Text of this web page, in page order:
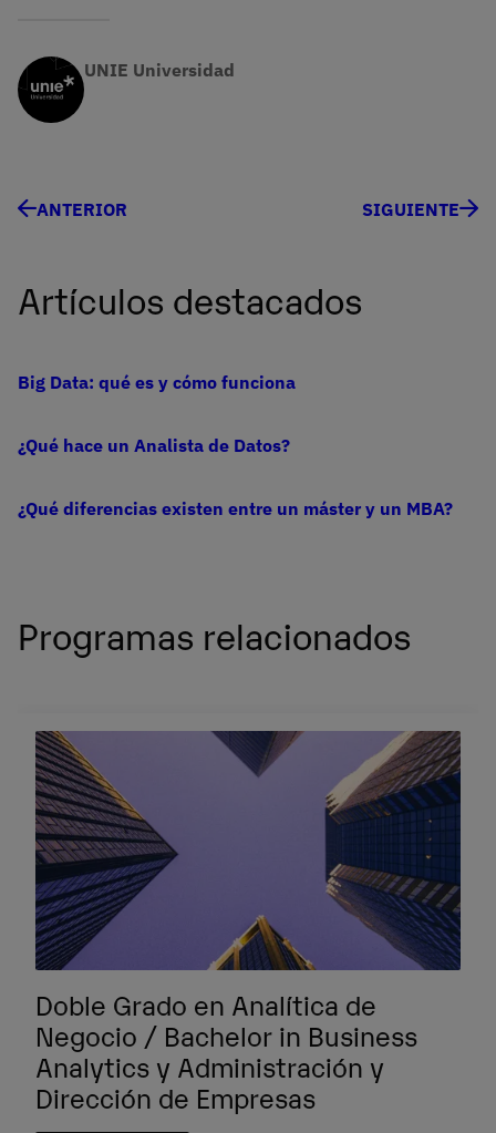
UNIE Universidad
ANTERIOR SIGUIENTE
Artículos destacados
Big Data: qué es y cómo funciona
¿Qué hace un Analista de Datos?
¿Qué diferencias existen entre un máster y un MBA?
Programas relacionados
Doble Grado en Analítica de
Negocio / Bachelor in Business
Analytics y Administración y
Dirección de Empresas